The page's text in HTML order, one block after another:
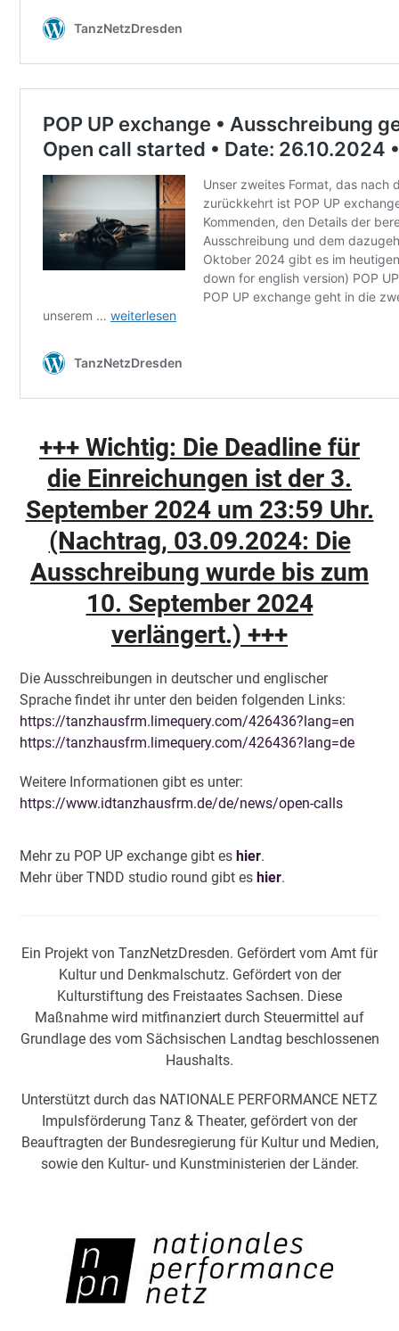
+++ Wichtig: Die Deadline für
die Einreichungen ist der 3.
September 2024 um 23:59 Uhr.
(Nachtrag, 03.09.2024: Die
Ausschreibung wurde bis zum
10. September 2024
verlängert.) +++
Die Ausschreibungen in deutscher und englischer
Sprache findet ihr unter den beiden folgenden Links:
https://tanzhausfrm.limequery.com/426436?lang=en
https://tanzhausfrm.limequery.com/426436?lang=de
Weitere Informationen gibt es unter:
https://www.idtanzhausfrm.de/de/news/open-calls
Mehr zu POP UP exchange gibt eshier.
Mehr über TNDD studio round gibt eshier.
Ein Projekt von TanzNetzDresden. Gefördert vom Amt für
Kultur und Denkmalschutz. Gefördert von der
Kulturstiftung des Freistaates Sachsen. Diese
Maßnahme wird mitfinanziert durch Steuermittel auf
Grundlage des vom Sächsischen Landtag beschlossenen
Haushalts.
Unterstützt durch das NATIONALE PERFORMANCE NETZ
Impulsförderung Tanz & Theater, gefördert von der
Beauftragten der Bundesregierung für Kultur und Medien,
sowie den Kultur- und Kunstministerien der Länder.